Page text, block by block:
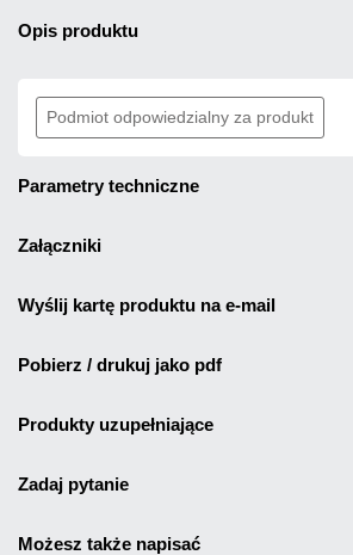
opis produktu
Podmiot odpowiedzialny za produkt
parametry techniczne
załączniki
wyślij kartę produktu na e-mail
pobierz / drukuj jako pdf
produkty uzupełniające
zadaj pytanie
możesz także napisać